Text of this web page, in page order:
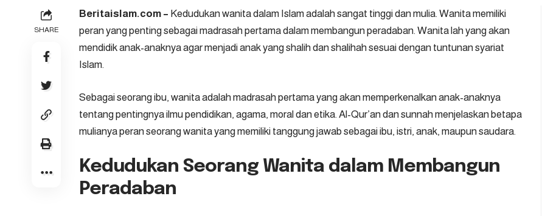
SHARE
Beritaislam.com – Kedudukan wanita dalam Islam adalah sangat tinggi dan mulia. Wanita memiliki
peran yang penting sebagai madrasah pertama dalam membangun peradaban. Wanita lah yang akan
mendidik anak-anaknya agar menjadi anak yang shalih dan shalihah sesuai dengan tuntunan syariat
Islam.
Sebagai seorang ibu, wanita adalah madrasah pertama yang akan memperkenalkan anak-anaknya
tentang pentingnya ilmu pendidikan, agama, moral dan etika. Al-Qur’an dan sunnah menjelaskan betapa
mulianya peran seorang wanita yang memiliki tanggung jawab sebagai ibu, istri, anak, maupun saudara.
Kedudukan Seorang Wanita dalam Membangun
Peradaban